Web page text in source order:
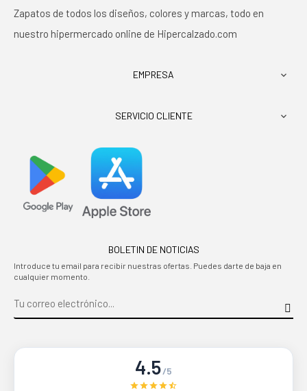
Zapatos de todos los diseños, colores y marcas, todo en
nuestro hipermercado online de Hipercalzado.com
EMPRESA 
SERVICIO CLIENTE 
BOLETIN DE NOTICIAS
Introduce tu email para recibir nuestras ofertas. Puedes darte de baja en
cualquier momento.
4.5/5